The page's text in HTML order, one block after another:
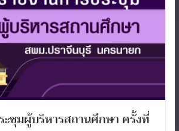
ะชุมผู้บริหารสถานศึกษา ครั้งที่